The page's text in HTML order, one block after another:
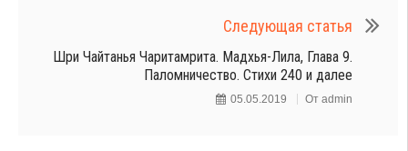
Следующая статья
Шри Чайтанья Чаритамрита. Мадхья-Лила, Глава 9.
Паломничество. Стихи 240 и далее
05.05.2019 От admin